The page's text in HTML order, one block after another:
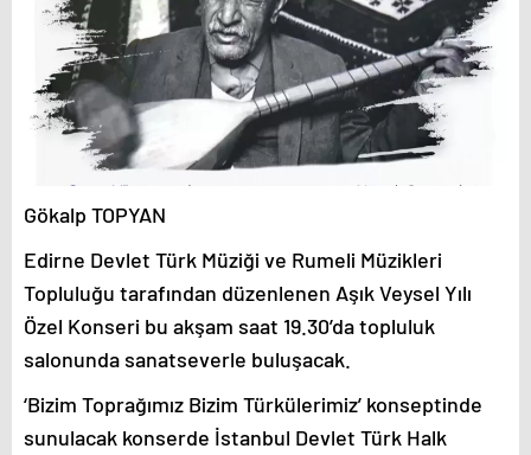
Gökalp TOPYAN
Edirne Devlet Türk Müziği ve Rumeli Müzikleri
Topluluğu tarafından düzenlenen Aşık Veysel Yılı
Özel Konseri bu akşam saat 19.30’da topluluk
salonunda sanatseverle buluşacak.
‘Bizim Toprağımız Bizim Türkülerimiz’ konseptinde
sunulacak konserde İstanbul Devlet Türk Halk